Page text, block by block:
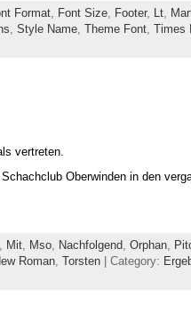
Format, Font Size, Footer, Lt,
Style Name, Theme Font, Times
vertreten.
Oberwinden in den
Mit, Mso, Nachfolgend Orphan,
Roman, Torsten| Category: